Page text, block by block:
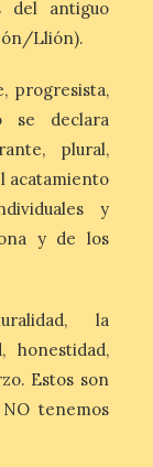
del antiguo
Llión).
progresista,
se declara
plural,
acatamiento
y
y de los
la
honestidad,
Estos son
tenemos